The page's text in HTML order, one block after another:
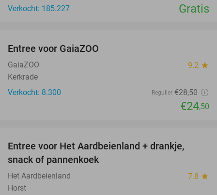
Verkocht: 185.227 Gratis
Entree voor GaiaZOO
GaiaZOO 9.2 star
Kerkrade
Verkocht: 8.300
Regulier €28,50
€24,50
Entree voor Het Aardbeienland + drankje,
snack of pannenkoek
Het Aardbeienland 7.8 star
Horst